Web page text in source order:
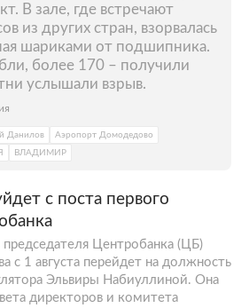
В зале, где встречают
из других стран, взорвалась
шариками от подшипника.
более 170 – получили
услышали взрыв.
Данилов
Аэропорт Домодедово
ВЛАДИМИР
с поста первого
Центробанка (ЦБ)
с 1 августа перейдет на должность
Эльвиры Набиуллиной. Она
директоров и комитета